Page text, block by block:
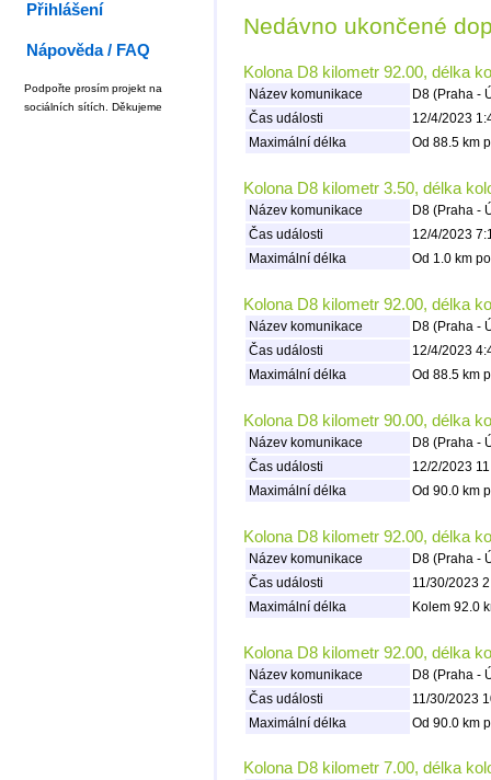
Nedávno ukončené
Kolona D8 kilometr 92.00, délka
Název komunikace
D8 (Praha -
Čas události
12/4/2023
Maximální délka
Od 88.5 km
Kolona D8 kilometr 3.50, délka
Název komunikace
D8 (Praha -
Čas události
12/4/2023
Maximální délka
Od 1.0 km
Kolona D8 kilometr 92.00, délka
Název komunikace
D8 (Praha -
Čas události
12/4/2023
Maximální délka
Od 88.5 km
Kolona D8 kilometr 90.00, délka
Název komunikace
D8 (Praha -
Čas události
12/2/2023
Maximální délka
Od 90.0 km
Kolona D8 kilometr 92.00, délka
Název komunikace
D8 (Praha -
Čas události
11/30/2023
Maximální délka
Kolem 92.0
Kolona D8 kilometr 92.00, délka
Název komunikace
D8 (Praha -
Čas události
11/30/2023
Maximální délka
Od 90.0 km
Kolona D8 kilometr 7.00, délka
Přihlášení
Nápověda / FAQ
Podpořte prosím projekt na
sociálních sítích. Děkujeme